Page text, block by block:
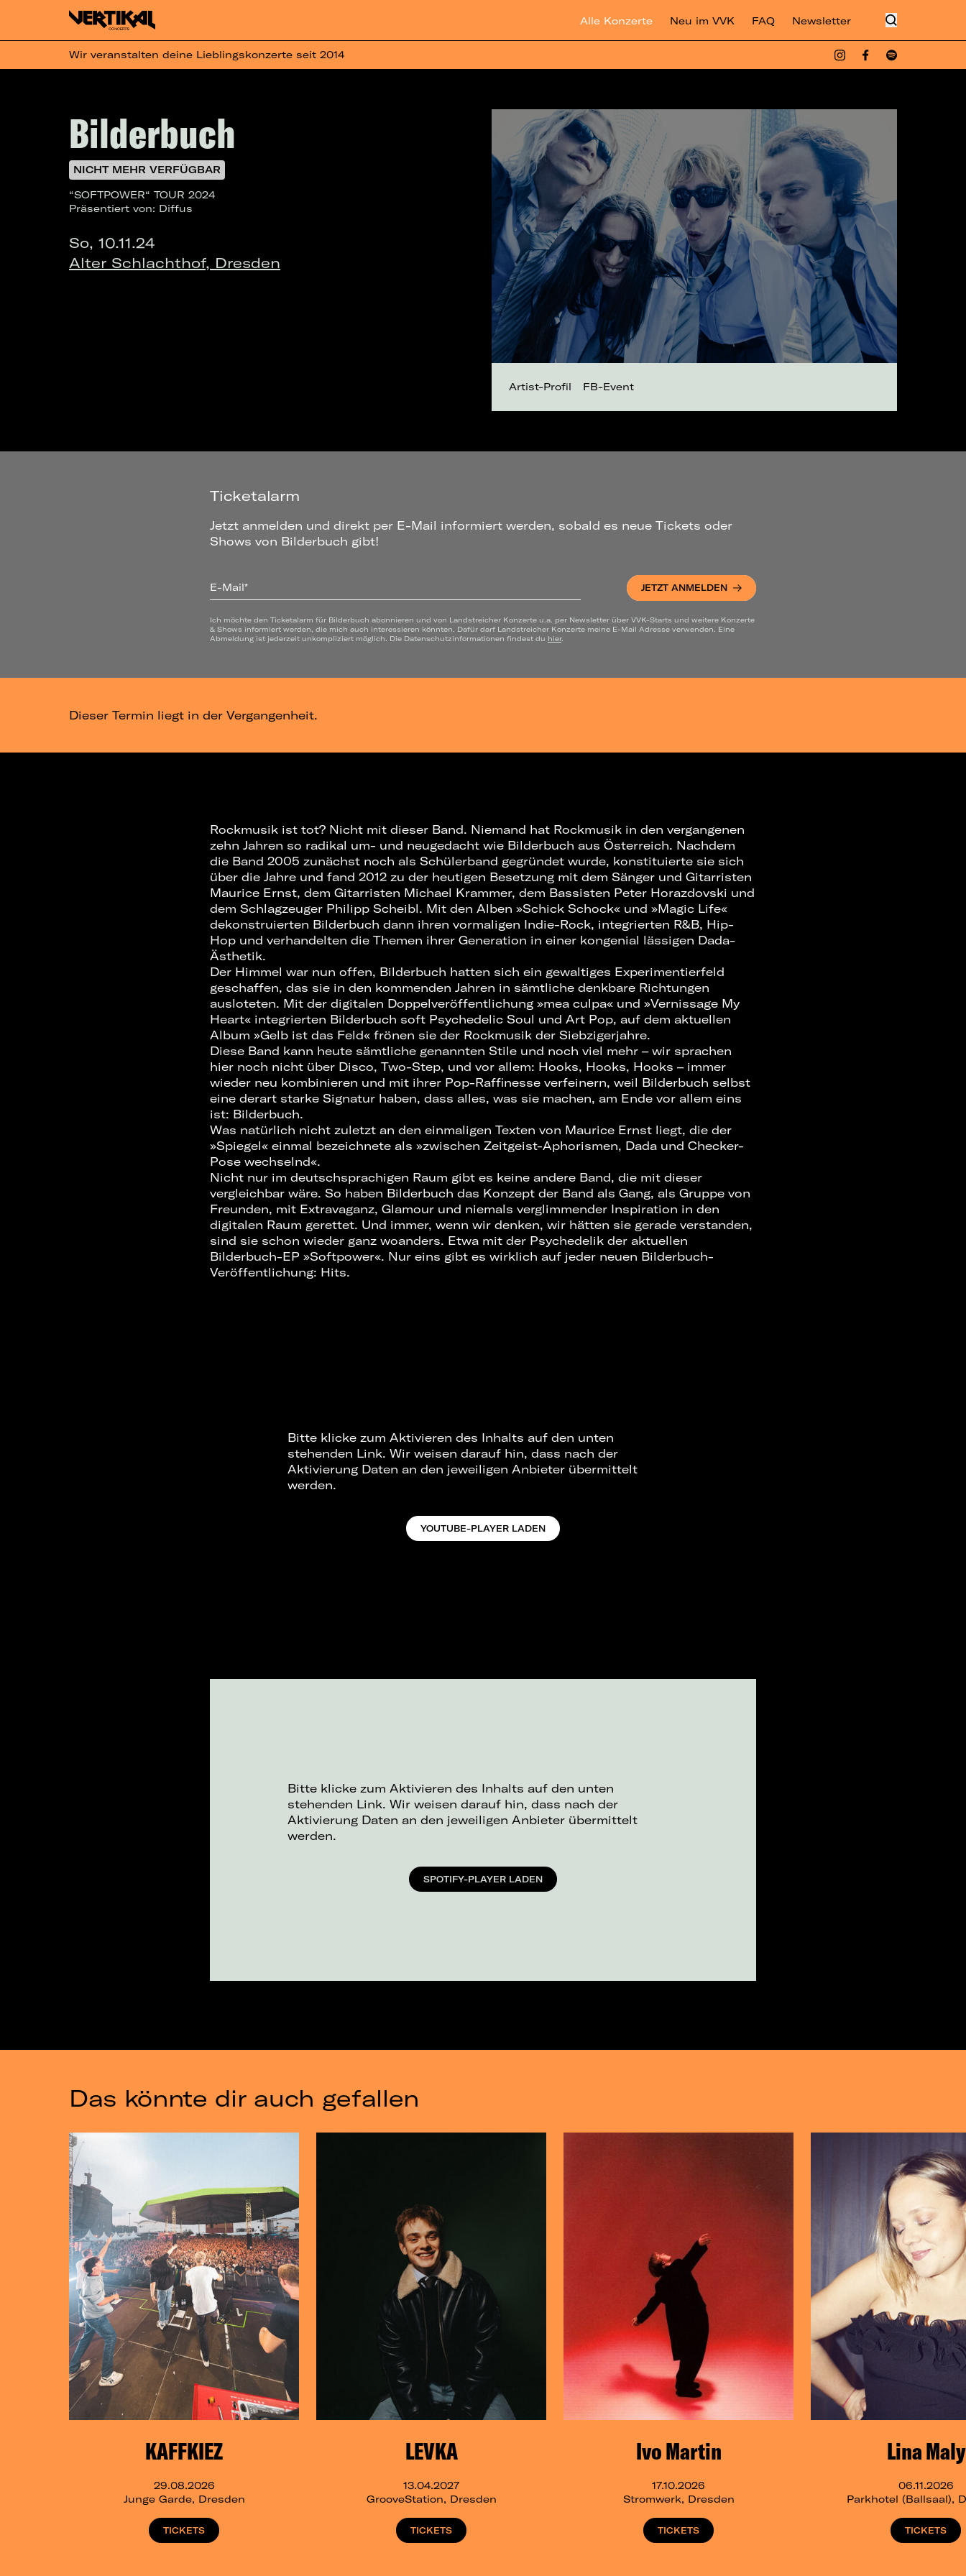
Alle Konzerte Neu im VVK FAQ Newsletter
Wir veranstalten deine Lieblingskonzerte seit 2014
Bilderbuch
NICHT MEHR VERFÜGBAR
“SOFTPOWER“ TOUR 2024
Präsentiert von: Diffus
So, 10.11.24
Alter Schlachthof, Dresden
Artist-Profil FB-Event
Ticketalarm
Jetzt anmelden und direkt per E-Mail informiert werden, sobald es neue Tickets oder
Shows von Bilderbuch gibt!
E-Mail* JETZT ANMELDEN
Ich möchte den Ticketalarm für Bilderbuch abonnieren und von Landstreicher Konzerte u.a. per Newsletter über VVK-Starts und weitere Konzerte
& Shows informiert werden, die mich auch interessieren könnten. Dafür darf Landstreicher Konzerte meine E-Mail Adresse verwenden. Eine
Abmeldung ist jederzeit unkompliziert möglich. Die Datenschutzinformationen findest du hier.
Dieser Termin liegt in der Vergangenheit.
Rockmusik ist tot? Nicht mit dieser Band. Niemand hat Rockmusik in den vergangenen
zehn Jahren so radikal um- und neugedacht wie Bilderbuch aus Österreich. Nachdem
die Band 2005 zunächst noch als Schülerband gegründet wurde, konstituierte sie sich
über die Jahre und fand 2012 zu der heutigen Besetzung mit dem Sänger und Gitarristen
Maurice Ernst, dem Gitarristen Michael Krammer, dem Bassisten Peter Horazdovski und
dem Schlagzeuger Philipp Scheibl. Mit den Alben »Schick Schock« und »Magic Life«
dekonstruierten Bilderbuch dann ihren vormaligen Indie-Rock, integrierten R&B, Hip-
Hop und verhandelten die Themen ihrer Generation in einer kongenial lässigen Dada-
Ästhetik.
Der Himmel war nun offen, Bilderbuch hatten sich ein gewaltiges Experimentierfeld
geschaffen, das sie in den kommenden Jahren in sämtliche denkbare Richtungen
ausloteten. Mit der digitalen Doppelveröffentlichung »mea culpa« und »Vernissage My
Heart« integrierten Bilderbuch soft Psychedelic Soul und Art Pop, auf dem aktuellen
Album »Gelb ist das Feld« frönen sie der Rockmusik der Siebzigerjahre.
Diese Band kann heute sämtliche genannten Stile und noch viel mehr – wir sprachen
hier noch nicht über Disco, Two-Step, und vor allem: Hooks, Hooks, Hooks – immer
wieder neu kombinieren und mit ihrer Pop-Raffinesse verfeinern, weil Bilderbuch selbst
eine derart starke Signatur haben, dass alles, was sie machen, am Ende vor allem eins
ist: Bilderbuch.
Was natürlich nicht zuletzt an den einmaligen Texten von Maurice Ernst liegt, die der
»Spiegel« einmal bezeichnete als »zwischen Zeitgeist-Aphorismen, Dada und Checker-
Pose wechselnd«.
Nicht nur im deutschsprachigen Raum gibt es keine andere Band, die mit dieser
vergleichbar wäre. So haben Bilderbuch das Konzept der Band als Gang, als Gruppe von
Freunden, mit Extravaganz, Glamour und niemals verglimmender Inspiration in den
digitalen Raum gerettet. Und immer, wenn wir denken, wir hätten sie gerade verstanden,
sind sie schon wieder ganz woanders. Etwa mit der Psychedelik der aktuellen
Bilderbuch-EP »Softpower«. Nur eins gibt es wirklich auf jeder neuen Bilderbuch-
Veröffentlichung: Hits.
Bitte klicke zum Aktivieren des Inhalts auf den unten
stehenden Link. Wir weisen darauf hin, dass nach der
Aktivierung Daten an den jeweiligen Anbieter übermittelt
werden.
YOUTUBE-PLAYER LADEN
Bitte klicke zum Aktivieren des Inhalts auf den unten
stehenden Link. Wir weisen darauf hin, dass nach der
Aktivierung Daten an den jeweiligen Anbieter übermittelt
werden.
SPOTIFY-PLAYER LADEN
Das könnte dir auch gefallen
KAFFKIEZ
29.08.2026
Junge Garde, Dresden
TICKETS
LEVKA
13.04.2027
GrooveStation, Dresden
TICKETS
Ivo Martin
17.10.2026
Stromwerk, Dresden
TICKETS
Lina Maly
06.11.2026
Parkhotel (Ballsaal),
TICKETS